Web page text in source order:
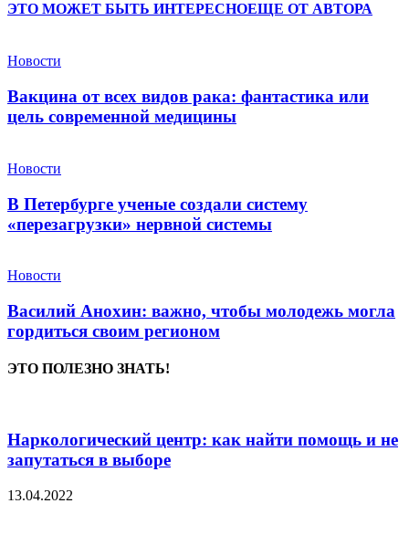
ЭТО МОЖЕТ БЫТЬ ИНТЕРЕСНОЕЩЕ ОТ АВТОРА
Новости
Вакцина от всех видов рака: фантастика или
цель современной медицины
Новости
В Петербурге ученые создали систему
«перезагрузки» нервной системы
Новости
Василий Анохин: важно, чтобы молодежь могла
гордиться своим регионом
ЭТО ПОЛЕЗНО ЗНАТЬ!
Наркологический центр: как найти помощь и не
запутаться в выборе
13.04.2022